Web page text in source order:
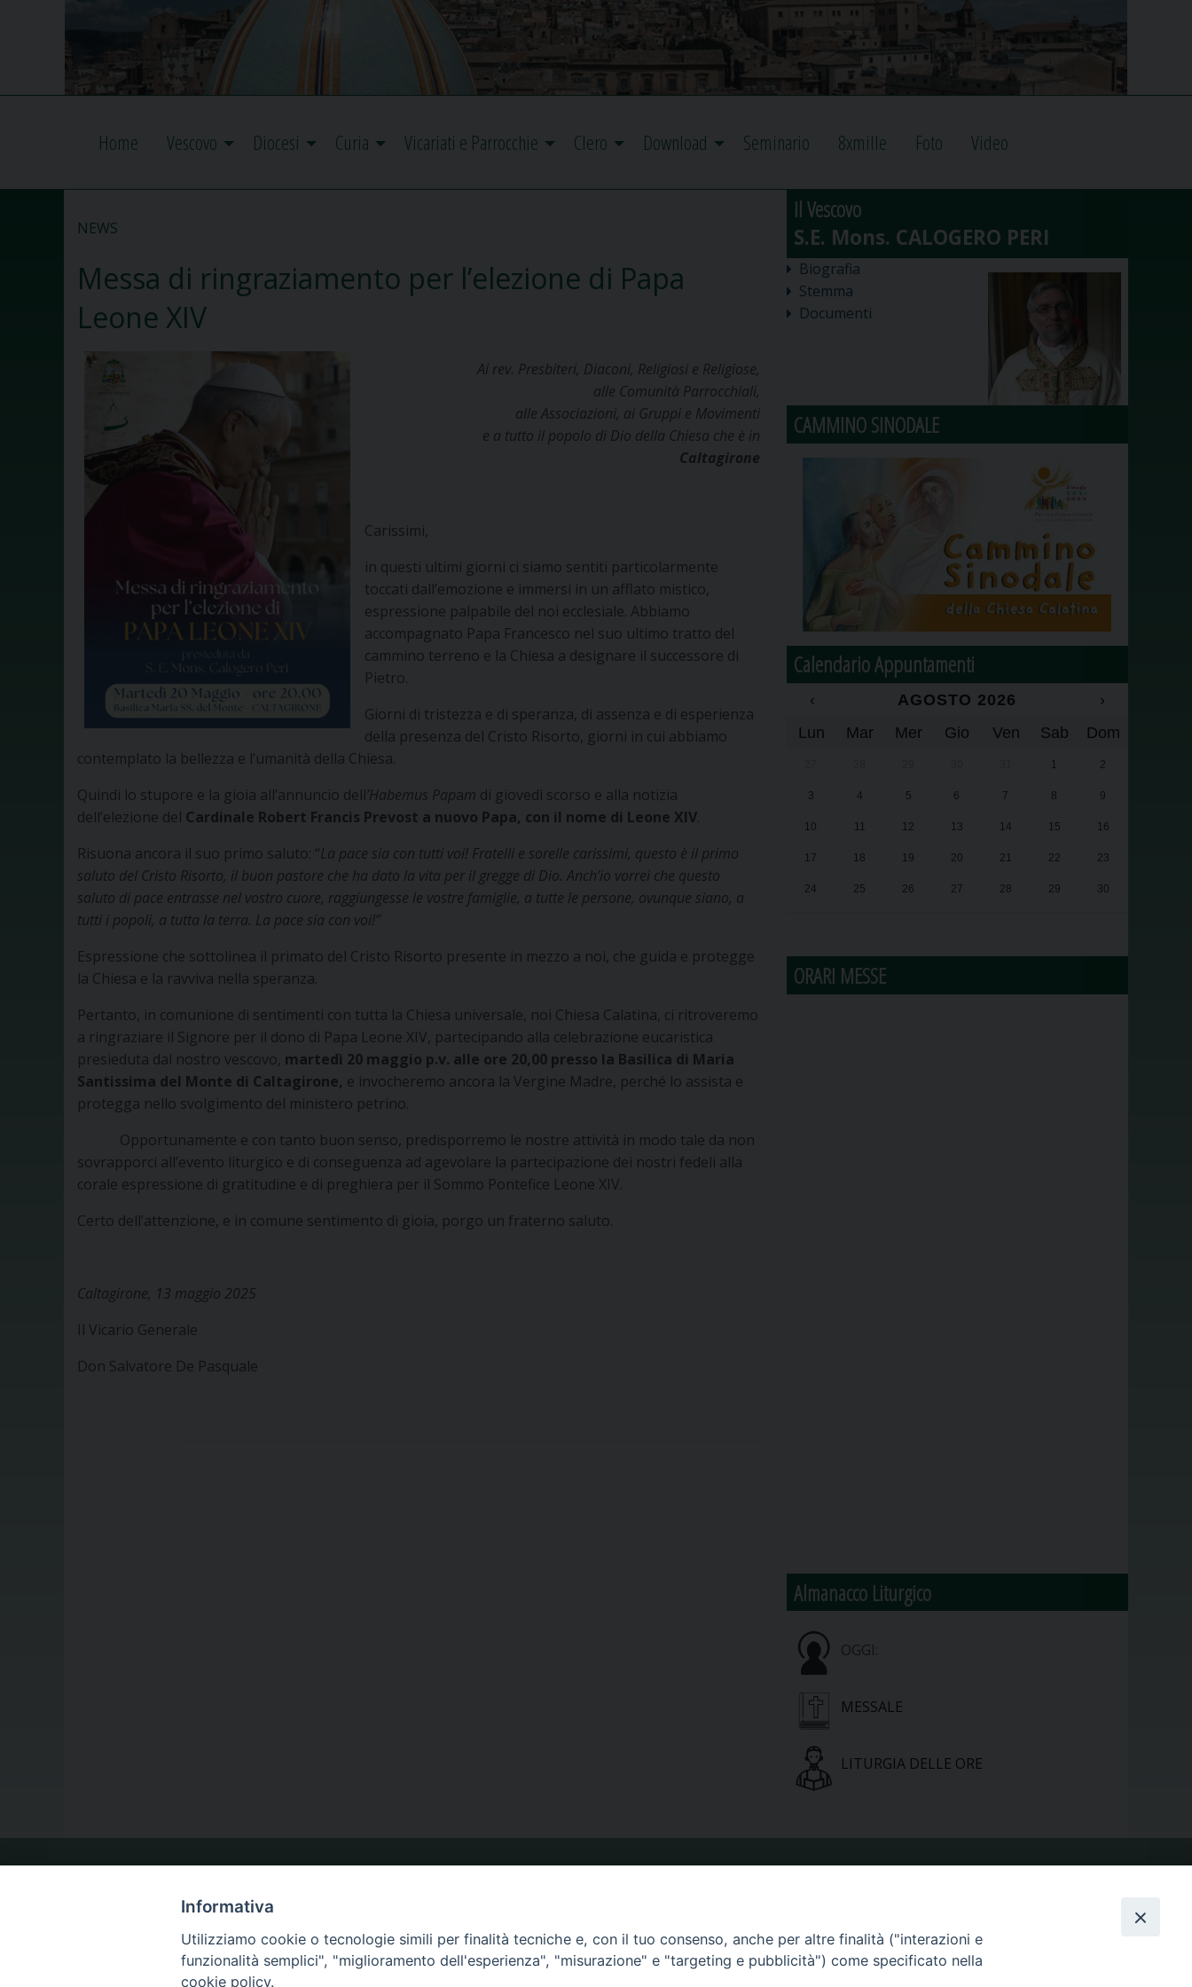
Home Vescovo Diocesi Curia Vicariati e Parrocchie Clero Download Seminario 8xmille Foto Video
NEWS
Messa di ringraziamento per l’elezione di Papa
Leone XIV
Ai rev. Presbiteri, Diaconi, Religiosi e Religiose,
alle Comunità Parrocchiali,
alle Associazioni, ai Gruppi e Movimenti
e a tutto il popolo di Dio della Chiesa che è in
Caltagirone
Carissimi,
in questi ultimi giorni ci siamo sentiti particolarmente
toccati dall’emozione e immersi in un afflato mistico,
espressione palpabile del noi ecclesiale. Abbiamo
accompagnato Papa Francesco nel suo ultimo tratto del
cammino terreno e la Chiesa a designare il successore di
Pietro.
Giorni di tristezza e di speranza, di assenza e di esperienza
della presenza del Cristo Risorto, giorni in cui abbiamo
contemplato la bellezza e l’umanità della Chiesa.
Quindi lo stupore e la gioia all’annuncio dell’Habemus Papam di giovedì scorso e alla notizia
dell’elezione del Cardinale Robert Francis Prevost a nuovo Papa, con il nome di Leone XIV.
Risuona ancora il suo primo saluto: “La pace sia con tutti voi! Fratelli e sorelle carissimi, questo è il primo
saluto del Cristo Risorto, il buon pastore che ha dato la vita per il gregge di Dio. Anch’io vorrei che questo
saluto di pace entrasse nel vostro cuore, raggiungesse le vostre famiglie, a tutte le persone, ovunque siano, a
tutti i popoli, a tutta la terra. La pace sia con voi!”
Espressione che sottolinea il primato del Cristo Risorto presente in mezzo a noi, che guida e protegge
la Chiesa e la ravviva nella speranza.
Pertanto, in comunione di sentimenti con tutta la Chiesa universale, noi Chiesa Calatina, ci ritroveremo
a ringraziare il Signore per il dono di Papa Leone XIV, partecipando alla celebrazione eucaristica
presieduta dal nostro vescovo, martedì 20 maggio p.v. alle ore 20,00 presso la Basilica di Maria
Santissima del Monte di Caltagirone, e invocheremo ancora la Vergine Madre, perché lo assista e
protegga nello svolgimento del ministero petrino.
Opportunamente e con tanto buon senso, predisporremo le nostre attività in modo tale da non
sovrapporci all’evento liturgico e di conseguenza ad agevolare la partecipazione dei nostri fedeli alla
corale espressione di gratitudine e di preghiera per il Sommo Pontefice Leone XIV.
Certo dell’attenzione, e in comune sentimento di gioia, porgo un fraterno saluto.
Caltagirone, 13 maggio 2025
Il Vicario Generale
Don Salvatore De Pasquale
Il Vescovo
Biografia
Stemma
Documenti
CAMMINO SINODALE
Calendario Appuntamenti
‹ AGOSTO 2026
›
Lun
Mar Mer Gio Ven Sab Dom
1 2
3 4 5 6 7 8 9
10 11 12 13 14 15 16
17 18 19 20 21 22 23
24 25 26 27 28 29 30
ORARI MESSE
Almanacco Liturgico
OGGI:
MESSALE
LITURGIA DELLE ORE
LA NOSTRA DIOCESI
IL VESCOVO
CALENDARIO PASTORALE
PHOTOGALLERY
Informativa
Utilizziamo cookie o tecnologie simili per finalità tecniche e, con il tuo consenso, anche per altre finalità ("interazioni e
funzionalità semplici", "miglioramento dell'esperienza", "misurazione" e "targeting e pubblicità") come specificato nella
cookie policy.